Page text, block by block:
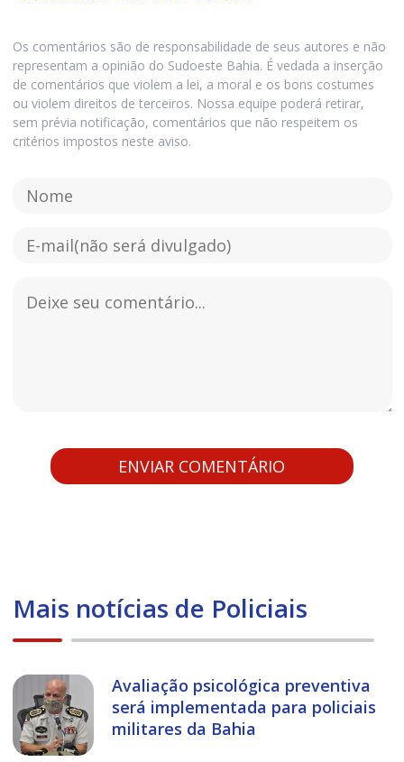
Os comentários são de responsabilidade de seus autores e não
representam a opinião do Sudoeste Bahia. É vedada a inserção
de comentários que violem a lei, a moral e os bons costumes
ou violem direitos de terceiros. Nossa equipe poderá retirar,
sem prévia notificação, comentários que não respeitem os
critérios impostos neste aviso.
Mais notícias de Policiais
Avaliação psicológica preventiva
será implementada para policiais
militares da Bahia